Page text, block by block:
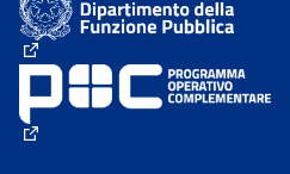
(Collegamento esterno)